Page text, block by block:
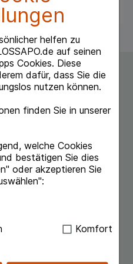
helfen zu
auf seinen
Cookies. Diese
dafür, dass Sie die
nutzen können.
finden Sie in unserer
welche Cookies
bestätigen Sie dies
oder akzeptieren Sie
handelt es sich um
unserer
Navigation,
Komfort
ist registriert beim
für Medizinische
und Information.
E-Rezept-Scanner